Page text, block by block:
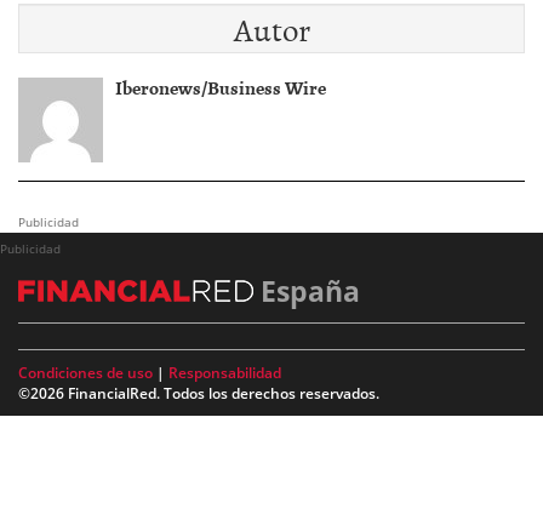
Autor
Iberonews/Business Wire
Publicidad
Publicidad
España
Condiciones de uso | Responsabilidad
©2026 FinancialRed. Todos los derechos reservados.